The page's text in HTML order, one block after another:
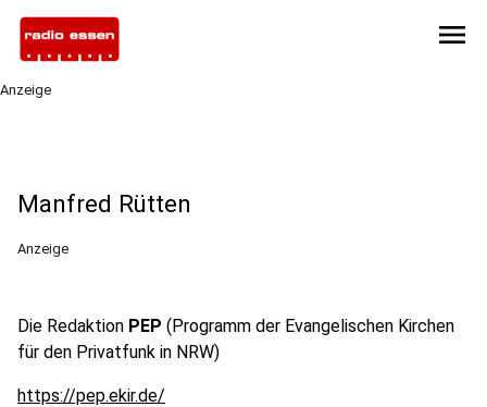
menu
Anzeige
Manfred Rütten
Anzeige
Die Redaktion PEP (Programm der Evangelischen Kirchen
für den Privatfunk in NRW)
https://pep.ekir.de/